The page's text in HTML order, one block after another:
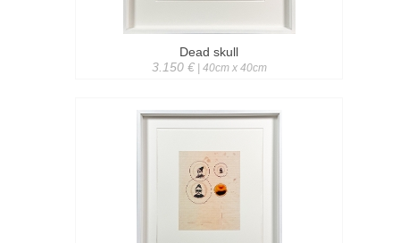
Dead skull
3.150 €| 40cm x 40cm